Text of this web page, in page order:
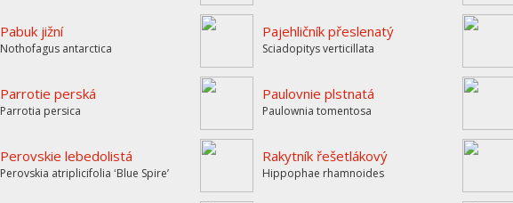
Pabuk jižní
Nothofagus antarctica
Pajehličník přeslenatý
Sciadopitys verticillata
Parrotie perská
Parrotia persica
Paulovnie plstnatá
Paulownia tomentosa
Perovskie lebedolistá
Perovskia atriplicifolia ʻBlue Spireʼ
Rakytník řešetlákový
Hippophae rhamnoides